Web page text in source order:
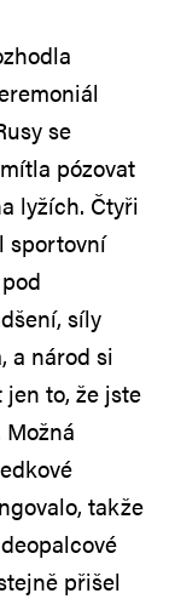
se
pózovat
lyžích. Čtyři
sportovní
síly
a národ si
to, že jste
takže
přišel